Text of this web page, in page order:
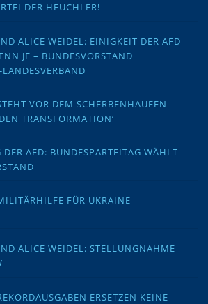
DER HEUCHLER!
ALICE WEIDEL: EINIGKEIT DER AFD
JE – BUNDESVORSTAND
VOR DEM SCHERBENHAUFEN
TRANSFORMATION‘
DER AFD: BUNDESPARTEITAG WÄHLT
FÜR UKRAINE
ALICE WEIDEL: STELLUNGNAHME
ERSETZEN KEINE